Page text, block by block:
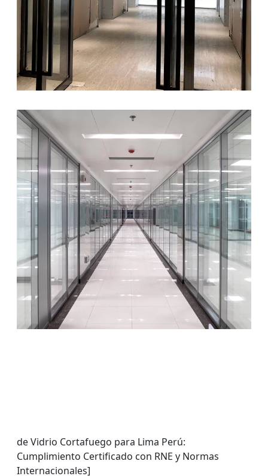
de Vidrio Cortafuego para Lima Perú:
Cumplimiento Certificado con RNE y Normas
Internacionales]